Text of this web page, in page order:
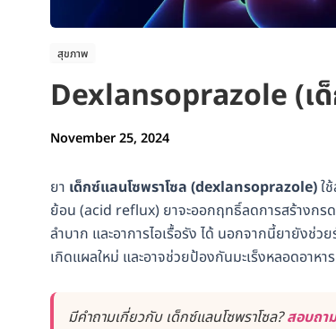
สุขภาพ
Dexlansoprazole (เ
November 25, 2024
ยา เด็กซ์แลนโซพราโซล (dexlansoprazole)ใ
ย้อน (acid reflux) ยาจะออกฤทธิ์ลดการสร้างกร
ลำบาก และอาการไอเรื้อรัง ได้ นอกจากนี้ยายังช่
เกิดแผลใหม่ และอาจช่วยป้องกันมะเร็งหลอดอ
มีคำถามเกี่ยวกับ เด็กซ์แลนโซพราโซล?สอบถา